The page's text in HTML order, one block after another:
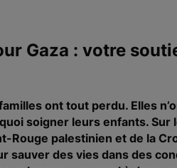
Gaza : votre
ont tout perdu. Elles
soigner leurs enfants. Sur
Rouge palestinien et de la
sauver des vies dans des